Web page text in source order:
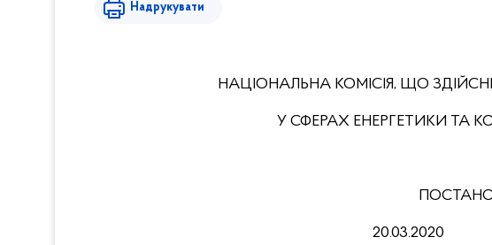
Надрукувати
НАЦІОНАЛЬНА КОМІСІЯ, ЩО
У СФЕРАХ ЕНЕРГЕТИКИ ТА